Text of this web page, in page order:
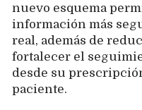
nuevo esquema
información más
real, además de
fortalecer el
desde su
paciente.